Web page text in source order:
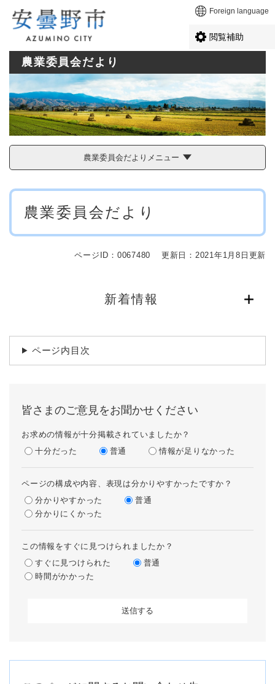
メニューを飛ばして本文へ Foreign language
閲覧補助
農業委員会だより
農業委員会だよりメニュー
本
農業委員会だより
ページID：0067480 更新日：2021年1月8日更新
新着情報
ページ内目次
皆さまのご意見をお聞かせください
お求めの情報が十分掲載されていましたか？
十分だった
普通 情報が足りなかった
ページの構成や内容、表現は分かりやすかったですか？
分かりやすかった
普通
分かりにくかった
この情報をすぐに見つけられましたか？
すぐに見つけられた
普通
時間がかかった